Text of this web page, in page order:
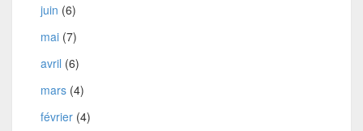
juin (6)
mai (7)
avril (6)
mars (4)
février (4)